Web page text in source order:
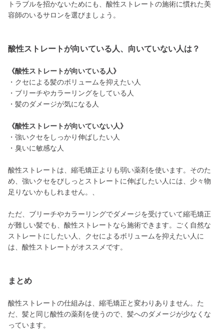
トラブルを招かないためにも、酸性ストレートの施術に慣れた美
容師のいるサロンを選びましょう。
酸性ストレートが向いている人、向いていない人は？
《酸性ストレートが向いている人》
・クセによる髪のボリュームを抑えたい人
・ブリーチやカラーリングをしている人
・髪のダメージが気になる人
《酸性ストレートが向いていない人》
・強いクセをしっかり伸ばしたい人
・臭いに敏感な人
酸性ストレートは、縮毛矯正よりも弱い薬剤を使います。そのた
め、強いクセをびしっとストレートに伸ばしたい人には、少々物
足りないかもしれません。、
ただ、ブリーチやカラーリングでダメージを受けていて縮毛矯正
が難しい髪でも、酸性ストレートなら施術できます。ごく自然な
ストレートにしたい人、クセによるボリュームを抑えたい人に
は、酸性ストレートがオススメです。
まとめ
酸性ストレートの仕組みは、縮毛矯正と変わりありません。た
だ、髪と同じ酸性の薬剤を使うので、髪へのダメージが少なくな
っています。